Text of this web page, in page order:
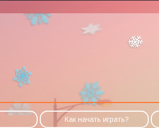
Как начать играть?